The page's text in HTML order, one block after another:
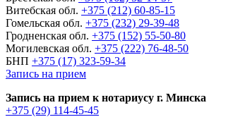
Витебская обл. +375 (212) 60-85-15
Гомельская обл. +375 (232) 29-39-48
Гродненская обл. +375 (152) 55-50-80
Могилевская обл. +375 (222) 76-48-50
БНП +375 (17) 323-59-34
Запись на прием
Запись на прием к нотариусу г. Минска
+375 (29) 114-45-45